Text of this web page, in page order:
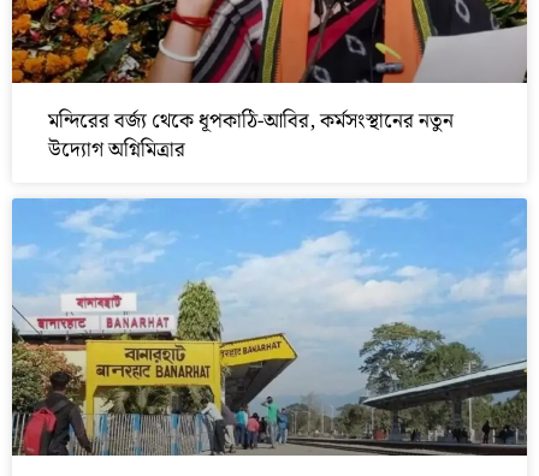
মন্দিরের বর্জ্য থেকে ধূপকাঠি-আবির, কর্মসংস্থানের নতুন
উদ্যোগ অগ্নিমিত্রার